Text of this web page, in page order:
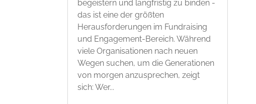
begeistern und langfristig zu binden -
das ist eine der größten
Herausforderungen im Fundraising
und Engagement-Bereich. Während
viele Organisationen nach neuen
Wegen suchen, um die Generationen
von morgen anzusprechen, zeigt
sich: Wer...